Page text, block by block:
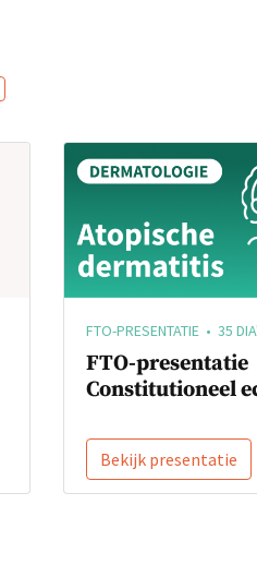
FTO-PRESENTATIE • 35
FTO-presentatie
Constitutioneel
Bekijk presentatie